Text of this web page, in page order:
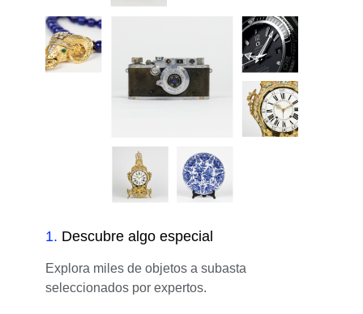
1. Descubre algo especial
Explora miles de objetos a subasta
seleccionados por expertos.